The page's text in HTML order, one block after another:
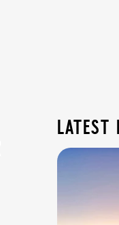
latest